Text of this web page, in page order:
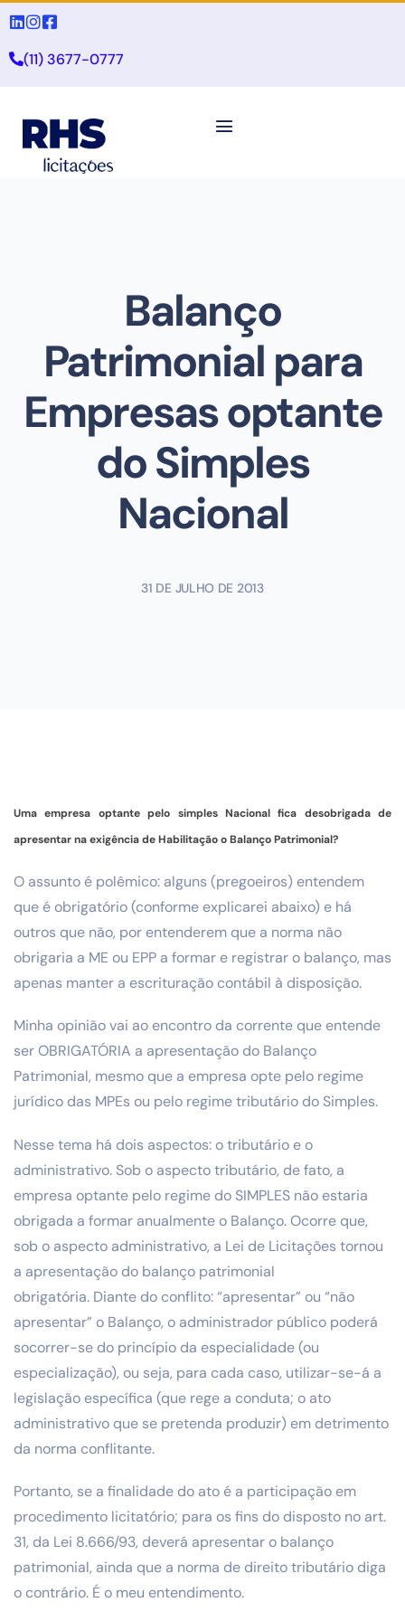
(11) 3677-0777
Balanço
Patrimonial para
Empresas optante
do Simples
Nacional
31 DE JULHO DE 2013
Uma empresa optante pelo simples Nacional fica desobrigada de
apresentar na exigência de Habilitação o Balanço Patrimonial?
O assunto é polêmico: alguns (pregoeiros) entendem
que é obrigatório (conforme explicarei abaixo) e há
outros que não, por entenderem que a norma não
obrigaria a ME ou EPP a formar e registrar o balanço, mas
apenas manter a escrituração contábil à disposição.
Minha opinião vai ao encontro da corrente que entende
ser OBRIGATÓRIA a apresentação do Balanço
Patrimonial, mesmo que a empresa opte pelo regime
jurídico das MPEs ou pelo regime tributário do Simples.
Nesse tema há dois aspectos: o tributário e o
administrativo. Sob o aspecto tributário, de fato, a
empresa optante pelo regime do SIMPLES não estaria
obrigada a formar anualmente o Balanço. Ocorre que,
sob o aspecto administrativo, a Lei de Licitações tornou
a apresentação do balanço patrimonial
obrigatória. Diante do conflito: “apresentar” ou “não
apresentar” o Balanço, o administrador público poderá
socorrer-se do princípio da especialidade (ou
especialização), ou seja, para cada caso, utilizar-se-á a
legislação específica (que rege a conduta; o ato
administrativo que se pretenda produzir) em detrimento
da norma conflitante.
Portanto, se a finalidade do ato é a participação em
procedimento licitatório; para os fins do disposto no art.
31, da Lei 8.666/93, deverá apresentar o balanço
patrimonial, ainda que a norma de direito tributário diga
o contrário. É o meu entendimento.